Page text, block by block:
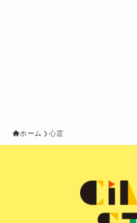
ホーム 心霊